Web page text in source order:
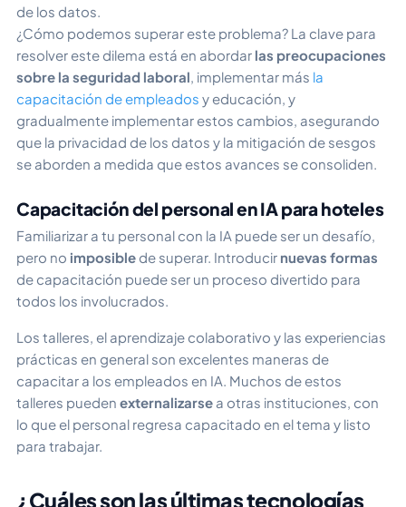
de los datos.
¿Cómo podemos superar este problema? La clave para
resolver este dilema está en abordar las preocupaciones
sobre la seguridad laboral, implementar más la
capacitación de empleados y educación, y
gradualmente implementar estos cambios, asegurando
que la privacidad de los datos y la mitigación de sesgos
se aborden a medida que estos avances se consoliden.
Capacitación del personal en IA para hoteles
Familiarizar a tu personal con la IA puede ser un desafío,
pero no imposible de superar. Introducir nuevas formas
de capacitación puede ser un proceso divertido para
todos los involucrados.
Los talleres, el aprendizaje colaborativo y las experiencias
prácticas en general son excelentes maneras de
capacitar a los empleados en IA. Muchos de estos
talleres pueden externalizarse a otras instituciones, con
lo que el personal regresa capacitado en el tema y listo
para trabajar.
¿Cuáles son las últimas tecnologías